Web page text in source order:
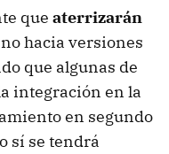
que aterrizarán
hacia versiones
que algunas de
integración en la
en segundo
sí se tendrá